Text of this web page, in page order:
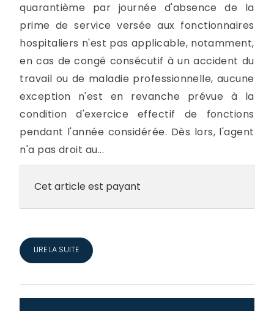
quarantième par journée d'absence de la
prime de service versée aux fonctionnaires
hospitaliers n'est pas applicable, notamment,
en cas de congé consécutif à un accident du
travail ou de maladie professionnelle, aucune
exception n'est en revanche prévue à la
condition d'exercice effectif de fonctions
pendant l'année considérée. Dès lors, l'agent
n'a pas droit au...
Cet article est payant
LIRE LA SUITE